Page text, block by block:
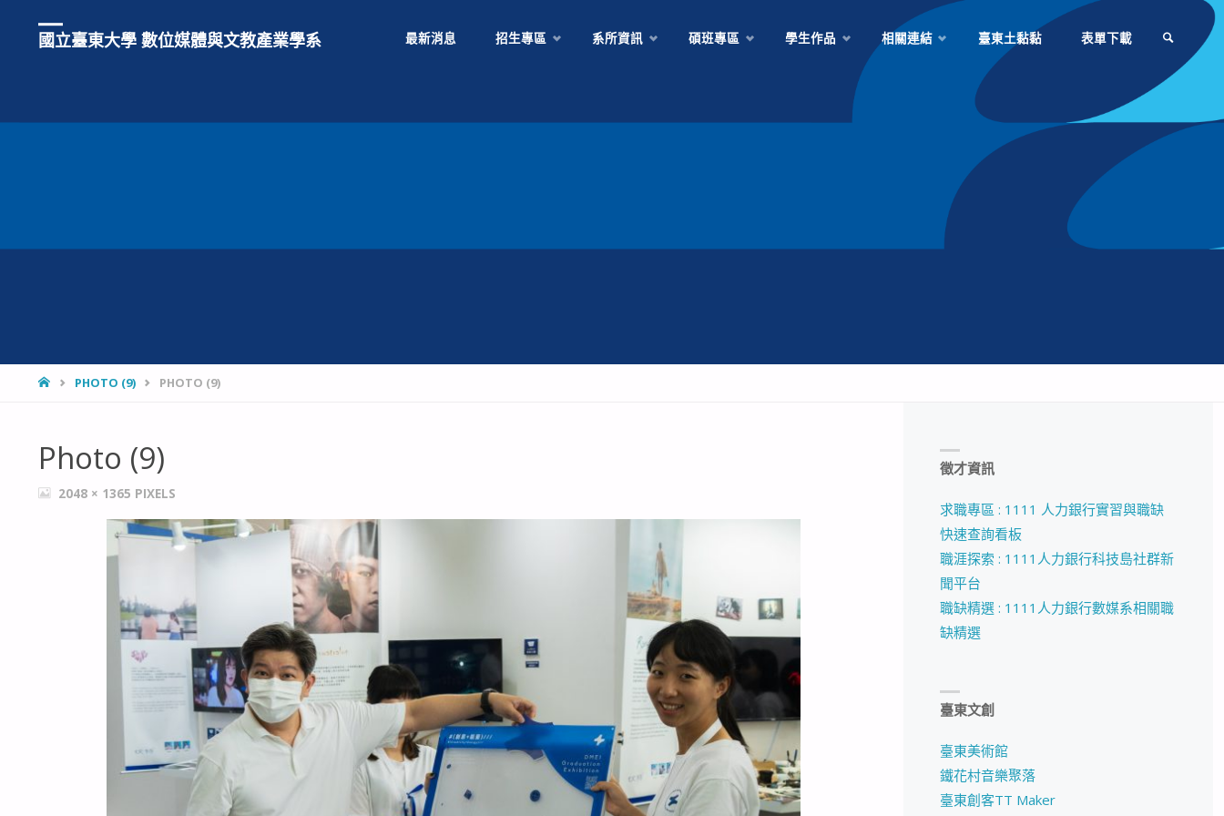
國立臺東大學 數位媒體與文教產業學系 最新消息 招生專區 系所資訊 碩班專區 學生作品 相關連結 臺東土黏黏 表單下載
HOMEPHOTO (9) PHOTO (9)
Photo (9)
FULL2048 × 1365 PIXELS
徵才資訊
求職專區 : 1111 人力銀行實習與職缺
快速查詢看板
職涯探索 : 1111人力銀行科技島社群新
聞平台
職缺精選 : 1111人力銀行數媒系相關職
缺精選
臺東文創
臺東美術館
鐵花村音樂聚落
臺東創客TT Maker